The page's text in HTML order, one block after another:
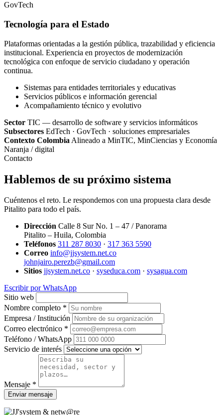
GovTech
Tecnología para el Estado
Plataformas orientadas a la gestión pública, trazabilidad y eficiencia
institucional. Experiencia en proyectos de modernización
tecnológica con enfoque de servicio ciudadano y operación
continua.
Sistemas para entidades territoriales y educativas
Servicios públicos e información gerencial
Acompañamiento técnico y evolutivo
Sector TIC — desarrollo de software y servicios informáticos
Subsectores EdTech · GovTech · soluciones empresariales
Contexto Colombia Alineado a MinTIC, MinCiencias y Economía
Naranja / digital
Contacto
Hablemos de su próximo sistema
Cuéntenos el reto. Le respondemos con una propuesta clara desde
Pitalito para todo el país.
Dirección Calle 8 Sur No. 1 – 47 / Panorama
Pitalito – Huila, Colombia
Teléfonos 311 287 8030 · 317 363 5590
Correo info@jjsystem.net.co
johnjairo.perezb@gmail.com
Sitios jjsystem.net.co · syseduca.com · sysagua.com
Escribir por WhatsApp
Sitio web
Nombre completo *
Empresa / Institución
Correo electrónico *
Teléfono / WhatsApp
Servicio de interés
Mensaje *
Enviar mensaje